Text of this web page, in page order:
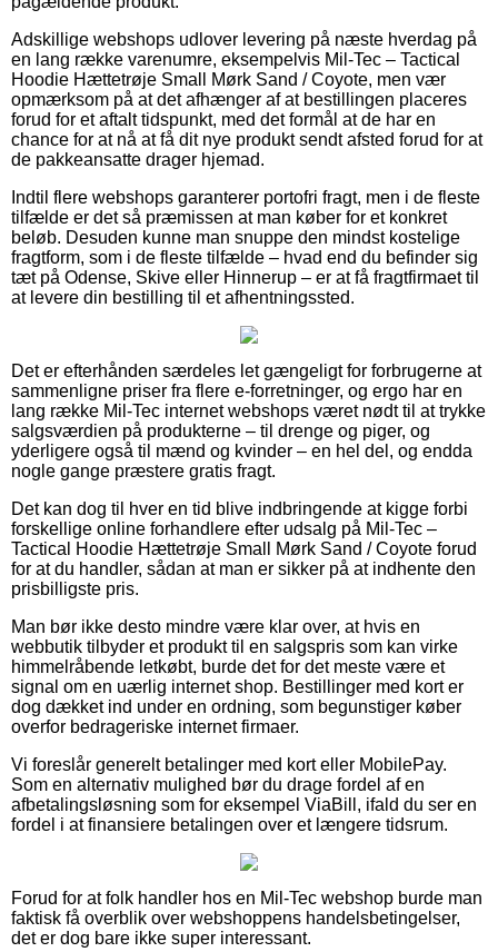
Adskillige webshops udlover levering på næste hverdag på
en lang række varenumre, eksempelvis Mil-Tec – Tactical
Hoodie Hættetrøje Small Mørk Sand / Coyote, men vær
opmærksom på at det afhænger af at bestillingen placeres
forud for et aftalt tidspunkt, med det formål at de har en
chance for at nå at få dit nye produkt sendt afsted forud for at
de pakkeansatte drager hjemad.
Indtil flere webshops garanterer portofri fragt, men i de fleste
tilfælde er det så præmissen at man køber for et konkret
beløb. Desuden kunne man snuppe den mindst kostelige
fragtform, som i de fleste tilfælde – hvad end du befinder sig
tæt på Odense, Skive eller Hinnerup – er at få fragtfirmaet til
at levere din bestilling til et afhentningssted.
Det er efterhånden særdeles let gængeligt for forbrugerne at
sammenligne priser fra flere e-forretninger, og ergo har en
lang række Mil-Tec internet webshops været nødt til at trykke
salgsværdien på produkterne – til drenge og piger, og
yderligere også til mænd og kvinder – en hel del, og endda
nogle gange præstere gratis fragt.
Det kan dog til hver en tid blive indbringende at kigge forbi
forskellige online forhandlere efter udsalg på Mil-Tec –
Tactical Hoodie Hættetrøje Small Mørk Sand / Coyote forud
for at du handler, sådan at man er sikker på at indhente den
prisbilligste pris.
Man bør ikke desto mindre være klar over, at hvis en
webbutik tilbyder et produkt til en salgspris som kan virke
himmelråbende letkøbt, burde det for det meste være et
signal om en uærlig internet shop. Bestillinger med kort er
dog dækket ind under en ordning, som begunstiger køber
overfor bedrageriske internet firmaer.
Vi foreslår generelt betalinger med kort eller MobilePay.
Som en alternativ mulighed bør du drage fordel af en
afbetalingsløsning som for eksempel ViaBill, ifald du ser en
fordel i at finansiere betalingen over et længere tidsrum.
Forud for at folk handler hos en Mil-Tec webshop burde man
faktisk få overblik over webshoppens handelsbetingelser,
det er dog bare ikke super interessant.